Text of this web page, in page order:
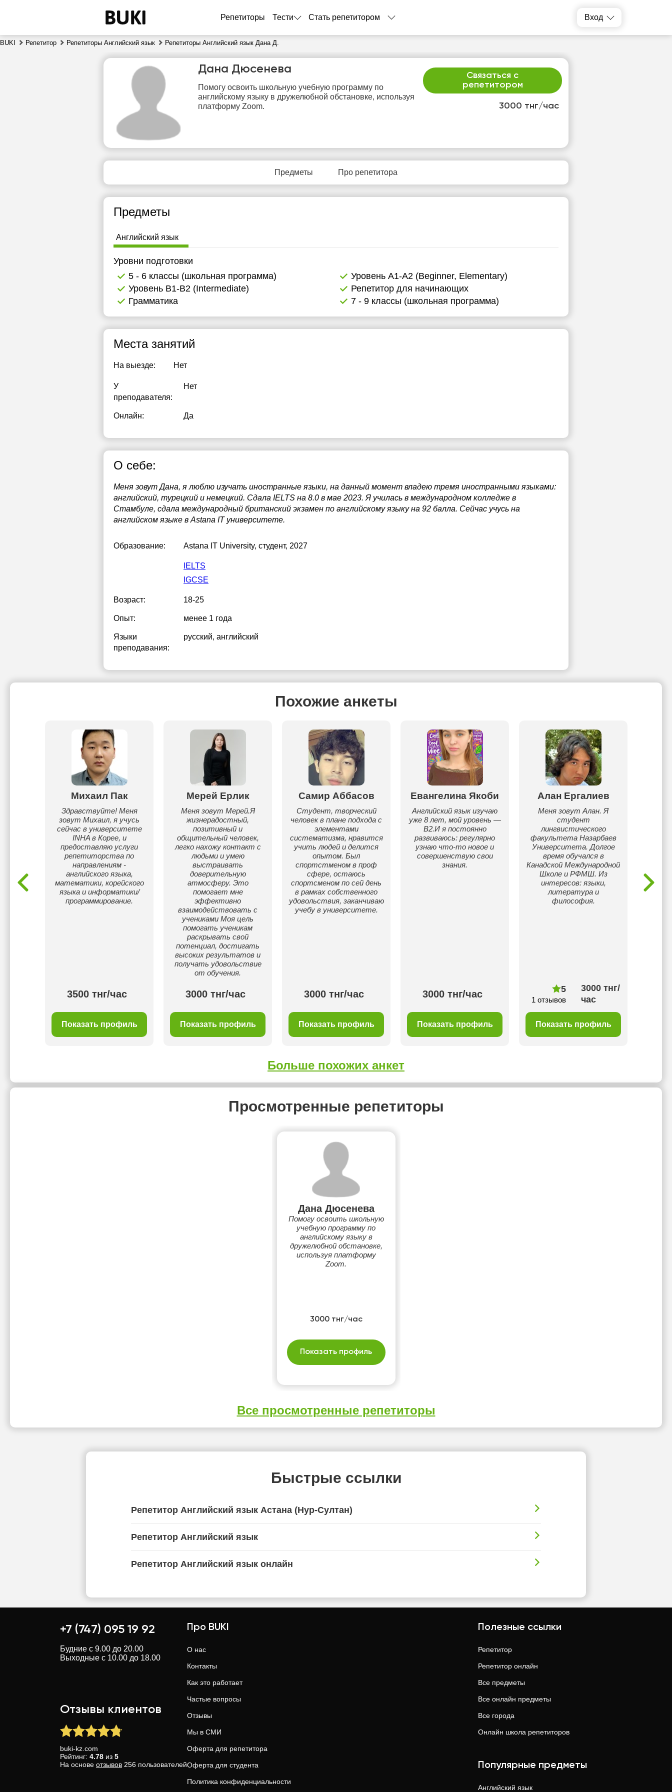
Репетиторы Тести Стать репетитором Вход
BUKI Репетитор Репетиторы Английский язык Репетиторы Английский язык Дана Д.
3000 тнг/час
Связаться с
репетитором
Дана Дюсенева
Помогу освоить школьную учебную программу по
английскому языку в дружелюбной обстановке, используя
платформу Zoom.
Предметы Про репетитора
Предметы
Английский язык
Уровни подготовки
5 - 6 классы (школьная программа)
Уровень А1-А2 (Beginner, Elementary)
Уровень B1-B2 (Intermediate)
Репетитор для начинающих
Грамматика
7 - 9 классы (школьная программа)
Места занятий
На выезде: Нет
У
преподавателя:
Нет
Онлайн: Да
О себе:
Меня зовут Дана, я люблю изучать иностранные языки, на данный момент владею тремя иностранными языками:
английский, турецкий и немецкий. Сдала IELTS на 8.0 в мае 2023. Я училась в международном колледже в
Стамбуле, сдала международный британский экзамен по английскому языку на 92 балла. Сейчас учусь на
английском языке в Astana IT университете.
Образование: Astana IT University, студент, 2027
IELTS
IGCSE
Возраст: 18-25
Опыт: менее 1 года
Языки
преподавания:
русский, английский
Похожие анкеты
Михаил Пак
Здравствуйте! Меня
зовут Михаил, я учусь
сейчас в университете
INHA в Корее, и
предоставляю услуги
репетиторства по
направлениям -
английского языка,
математики, корейского
языка и информатики/
программирование.
3500 тнг/час
Показать профиль
Мерей Ерлик
Меня зовут Мерей.Я
жизнерадостный,
позитивный и
общительный человек,
легко нахожу контакт с
людьми и умею
выстраивать
доверительную
атмосферу. Это
помогает мне
эффективно
взаимодействовать с
учениками Моя цель
помогать ученикам
раскрывать свой
потенциал, достигать
высоких результатов и
получать удовольствие
от обучения.
3000 тнг/час
Показать профиль
Самир Аббасов
Студент, творческий
человек в плане подхода с
элементами
систематизма, нравится
учить людей и делится
опытом. Был
спортстменом в проф
сфере, остаюсь
спортсменом по сей день
в рамках собственного
удовольствия, заканчиваю
учебу в университете.
3000 тнг/час
Показать профиль
Евангелина Якоби
Английский язык изучаю
уже 8 лет, мой уровень —
B2.И я постоянно
развиваюсь: регулярно
узнаю что-то новое и
совершенствую свои
знания.
3000 тнг/час
Показать профиль
Алан Ергалиев
Меня зовут Алан. Я
студент
лингвистического
факультета Назарбаев
Университета. Долгое
время обучался в
Канадской Международной
Школе и РФМШ. Из
интересов: языки,
литература и
философия.
5
1 отзывов
3000 тнг/
час
Показать профиль
Больше похожих анкет
Просмотренные репетиторы
Дана Дюсенева
Помогу освоить школьную
учебную программу по
английскому языку в
дружелюбной обстановке,
используя платформу
Zoom.
3000 тнг/час
Показать профиль
Все просмотренные репетиторы
Быстрые ссылки
Репетитор Английский язык Астана (Нур-Султан)
Репетитор Английский язык
Репетитор Английский язык онлайн
сб
8
9
10
11
12
13
14
свободных
свободных
Нет
свободных
Нет
свободных
Нет
свободных
свободных
свободных
+7 (747) 095 19 92
Будние с 9.00 до 20.00
Выходные с 10.00 до 18.00
Отзывы клиентов
buki-kz.com
Рейтинг: 4.78 из 5
На основе отзывов 256 пользователей
Про BUKI
О нас
Контакты
Как это работает
Частые вопросы
Отзывы
Мы в СМИ
Оферта для репетитора
Оферта для студента
Политика конфиденциальности
Полезные ссылки
Репетитор
Репетитор онлайн
Все предметы
Все онлайн предметы
Все города
Онлайн школа репетиторов
Популярные предметы
Английский язык